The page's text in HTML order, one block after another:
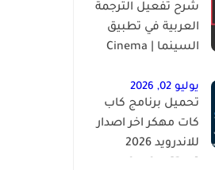
شرح تفعيل الترجمة
العربية في تطبيق
السينما | ‏Cinema
يوليو 02, 2026
تحميل برنامج كاب
كات مهكر اخر اصدار
للاندرويد 2026